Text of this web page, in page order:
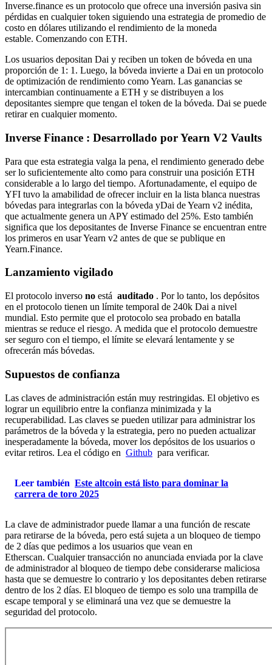
Inverse.finance es un protocolo que ofrece una inversión pasiva sin
pérdidas en cualquier token siguiendo una estrategia de promedio de
costo en dólares utilizando el rendimiento de la moneda
estable. Comenzando con ETH.
Los usuarios depositan Dai y reciben un token de bóveda en una
proporción de 1: 1. Luego, la bóveda invierte a Dai en un protocolo
de optimización de rendimiento como Yearn. Las ganancias se
intercambian continuamente a ETH y se distribuyen a los
depositantes siempre que tengan el token de la bóveda. Dai se puede
retirar en cualquier momento.
Inverse Finance : Desarrollado por Yearn V2 Vaults
Para que esta estrategia valga la pena, el rendimiento generado debe
ser lo suficientemente alto como para construir una posición ETH
considerable a lo largo del tiempo. Afortunadamente, el equipo de
YFI tuvo la amabilidad de ofrecer incluir en la lista blanca nuestras
bóvedas para integrarlas con la bóveda yDai de Yearn v2 inédita,
que actualmente genera un APY estimado del 25%. Esto también
significa que los depositantes de Inverse Finance se encuentran entre
los primeros en usar Yearn v2 antes de que se publique en
Yearn.Finance.
Lanzamiento vigilado
El protocolo inverso no está auditado . Por lo tanto, los depósitos
en el protocolo tienen un límite temporal de 240k Dai a nivel
mundial. Esto permite que el protocolo sea probado en batalla
mientras se reduce el riesgo. A medida que el protocolo demuestre
ser seguro con el tiempo, el límite se elevará lentamente y se
ofrecerán más bóvedas.
Supuestos de confianza
Las claves de administración están muy restringidas. El objetivo es
lograr un equilibrio entre la confianza minimizada y la
recuperabilidad. Las claves se pueden utilizar para administrar los
parámetros de la bóveda y la estrategia, pero no pueden actualizar
inesperadamente la bóveda, mover los depósitos de los usuarios o
evitar retiros. Lea el código en Github para verificar.
Leer también Este altcoin está listo para dominar la
carrera de toro 2025
La clave de administrador puede llamar a una función de rescate
para retirarse de la bóveda, pero está sujeta a un bloqueo de tiempo
de 2 días que pedimos a los usuarios que vean en
Etherscan. Cualquier transacción no anunciada enviada por la clave
de administrador al bloqueo de tiempo debe considerarse maliciosa
hasta que se demuestre lo contrario y los depositantes deben retirarse
dentro de los 2 días. El bloqueo de tiempo es solo una trampilla de
escape temporal y se eliminará una vez que se demuestre la
seguridad del protocolo.